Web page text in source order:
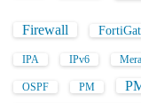
Firewall
IPA IPv6
OSPF PM